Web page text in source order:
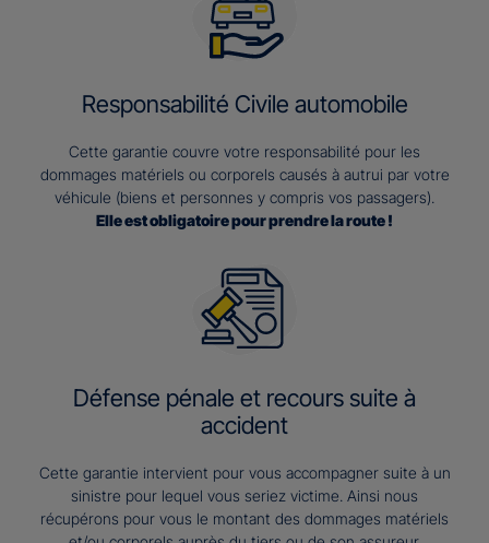
Responsabilité Civile automobile
Cette garantie couvre votre responsabilité pour les
dommages matériels ou corporels causés à autrui par votre
véhicule (biens et personnes y compris vos passagers).
Elle est obligatoire pour prendre la route !
Défense pénale et recours suite à
accident
Cette garantie intervient pour vous accompagner suite à un
sinistre pour lequel vous seriez victime. Ainsi nous
récupérons pour vous le montant des dommages matériels